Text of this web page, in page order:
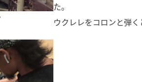
た。
ウクレレをコロンと弾く